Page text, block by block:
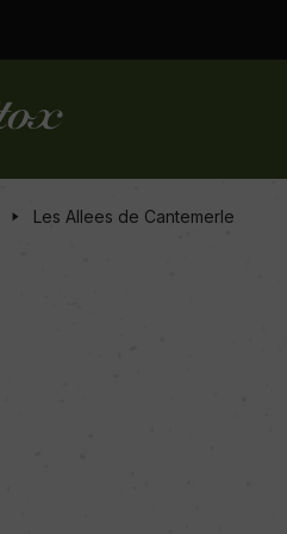
Les Allees de Cantemerle